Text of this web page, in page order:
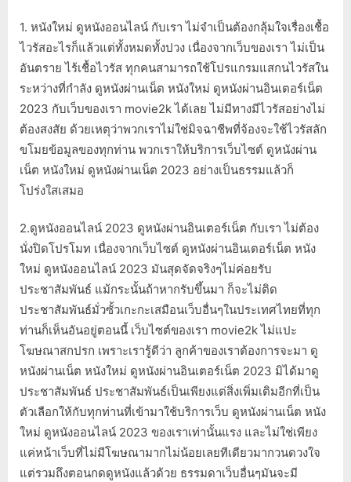
1. หนังใหม่ ดูหนังออนไลน์ กับเรา ไม่จำเป็นต้องกลุ้มใจเรื่องเชื้อ
ไวรัสอะไรก็แล้วแต่ทั้งหมดทั้งปวง เนื่องจากเว็บของเรา ไม่เป็น
อันตราย ไร้เชื้อไวรัส ทุกคนสามารถใช้โปรแกรมแสกนไวรัสใน
ระหว่างที่กำลัง ดูหนังผ่านเน็ต หนังใหม่ ดูหนังผ่านอินเตอร์เน็ต
2023 กับเว็บของเรา movie2k ได้เลย ไม่มีทางมีไวรัสอย่างไม่
ต้องสงสัย ด้วยเหตุว่าพวกเราไม่ใช่มิจฉาชีพที่จ้องจะใช้ไวรัสลัก
ขโมยข้อมูลของทุกท่าน พวกเราให้บริการเว็บไซต์ ดูหนังผ่าน
เน็ต หนังใหม่ ดูหนังผ่านเน็ต 2023 อย่างเป็นธรรมแล้วก็
โปร่งใสเสมอ
2.ดูหนังออนไลน์ 2023 ดูหนังผ่านอินเตอร์เน็ต กับเรา ไม่ต้อง
นั่งปิดโปรโมท เนื่องจากเว็บไซต์ ดูหนังผ่านอินเตอร์เน็ต หนัง
ใหม่ ดูหนังออนไลน์ 2023 มันสุดจัดจริงๆไม่ค่อยรับ
ประชาสัมพันธ์ แม้กระนั้นถ้าหากรับขึ้นมา ก็จะไม่ติด
ประชาสัมพันธ์มั่วซั้วเกะกะเสมือนเว็บอื่นๆในประเทศไทยที่ทุก
ท่านก็เห็นอันอยู่ตอนนี้ เว็บไซต์ของเรา movie2k ไม่แปะ
โฆษณาสกปรก เพราะเรารู้ดีว่า ลูกค้าของเราต้องการจะมา ดู
หนังผ่านเน็ต หนังใหม่ ดูหนังผ่านอินเตอร์เน็ต 2023 มิได้มาดู
ประชาสัมพันธ์ ประชาสัมพันธ์เป็นเพียงแต่สิ่งเพิ่มเติมอีกที่เป็น
ตัวเลือกให้กับทุกท่านที่เข้ามาใช้บริการเว็บ ดูหนังผ่านเน็ต หนัง
ใหม่ ดูหนังออนไลน์ 2023 ของเราเท่านั้นแรง และไม่ใช่เพียง
แค่หน้าเว็บที่ไม่มีโฆษณามากไม่น้อยเลยทีเดียวมากวนดวงใจ
แต่รวมถึงตอนกดดูหนังแล้วด้วย ธรรมดาเว็บอื่นๆมันจะมี